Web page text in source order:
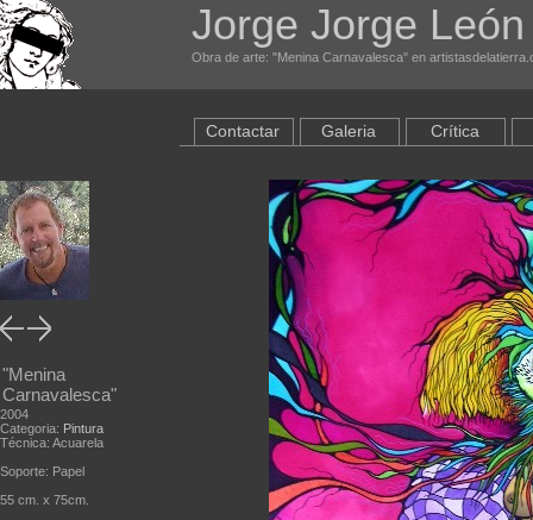
Jorge Jorge
Obra de arte: "Menina Carnavalesca" en
"Menina
Carnavalesca"
2004
Categoria: Pintura
Técnica: Acuarela
Soporte: Papel
55 cm. x 75cm.
Contactar Galeria Crítica